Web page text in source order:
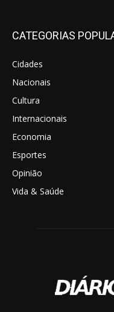
CATEGORIAS
Cidades
Nacionais
Cultura
Internacionais
Economia
Esportes
Opinião
Vida & Saúde